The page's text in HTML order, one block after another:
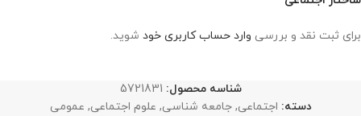
برای ثبت نقد و بررسی وارد حساب کاربری خود شوید.
شناسه محصول: 5721831
دسته: اجتماعی, جامعه شناسی, علوم اجتماعی, عمومی